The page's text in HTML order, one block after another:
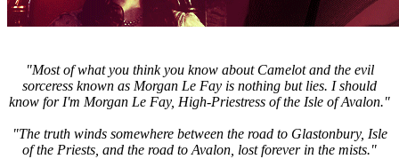
"Most of what you think you know about Camelot and the evil
sorceress known as Morgan Le Fay is nothing but lies. I should
know for I'm Morgan Le Fay, High-Priestress of the Isle of Avalon."
"The truth winds somewhere between the road to Glastonbury, Isle
of the Priests, and the road to Avalon, lost forever in the mists."